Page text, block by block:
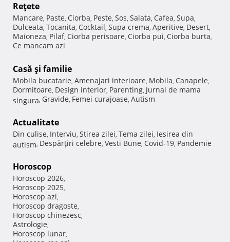
Reţete
Mancare, Paste, Ciorba, Peste, Sos, Salata, Cafea, Supa,
Dulceata, Tocanita, Cocktail, Supa crema, Aperitive, Desert,
Maioneza, Pilaf, Ciorba perisoare, Ciorba pui, Ciorba burta,
Ce mancam azi
Casă şi familie
Mobila bucatarie, Amenajari interioare, Mobila, Canapele,
Dormitoare, Design interior, Parenting, Jurnal de mama
singura, Gravide, Femei curajoase, Autism
Actualitate
Din culise, Interviu, Stirea zilei, Tema zilei, Iesirea din
autism, Despărţiri celebre, Vesti Bune, Covid-19, Pandemie
Horoscop
Horoscop 2026,
Horoscop 2025,
Horoscop azi,
Horoscop dragoste,
Horoscop chinezesc,
Astrologie,
Horoscop lunar,